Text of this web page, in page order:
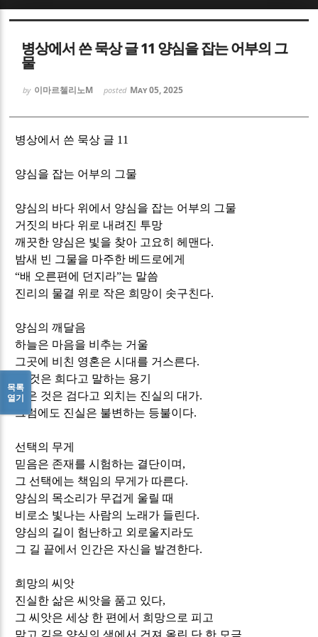
병상에서 쓴 묵상 글 11 양심을 잡는 어부의 그
물
by 이마르첼리노M posted May 05, 2025
병상에서 쓴 묵상 글 11
양심을 잡는 어부의 그물
양심의 바다 위에서 양심을 잡는 어부의 그물
거짓의 바다 위로 내려진 투망
깨끗한 양심은 빛을 찾아 고요히 헤맨다.
밤새 빈 그물을 마주한 베드로에게
“배 오른편에 던지라”는 말씀
진리의 물결 위로 작은 희망이 솟구친다.
양심의 깨달음
하늘은 마음을 비추는 거울
그곳에 비친 영혼은 시대를 거스른다.
흰 것은 희다고 말하는 용기
검은 것은 검다고 외치는 진실의 대가.
그럼에도 진실은 불변하는 등불이다.
선택의 무게
믿음은 존재를 시험하는 결단이며 ,
그 선택에는 책임의 무게가 따른다.
양심의 목소리가 무겁게 울릴 때
비로소 빛나는 사람의 노래가 들린다.
양심의 길이 험난하고 외로울지라도
그 길 끝에서 인간은 자신을 발견한다.
희망의 씨앗
진실한 삶은 씨앗을 품고 있다,
그 씨앗은 세상 한 편에서 희망으로 피고
맑고 깊은 양심의 샘에서 건져 올린 단 한 모금
목록
열기
Sketchbook5, 스케치북5
Sketchbook5, 스케치북5
Sketchbook5, 스케치북5
Sketchbook5, 스케치북5